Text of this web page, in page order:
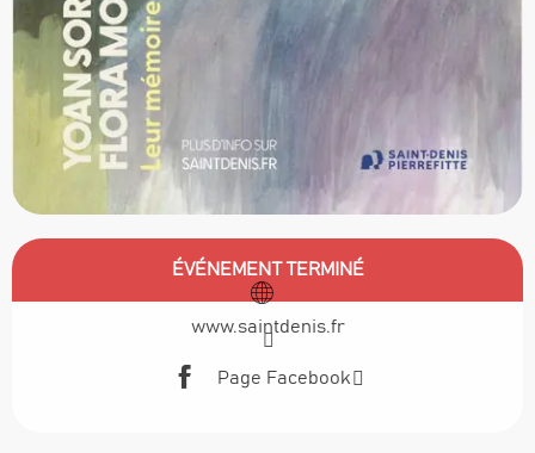
Ouverture et coordonnées
ÉVÉNEMENT TERMINÉ
www.saintdenis.fr
Page Facebook